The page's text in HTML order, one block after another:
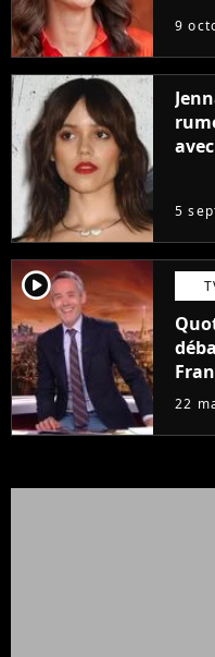
9
5
player2
à la
22